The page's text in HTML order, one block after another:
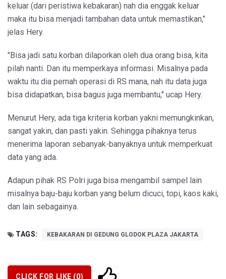
keluar (dari peristiwa kebakaran) nah dia enggak keluar
maka itu bisa menjadi tambahan data untuk memastikan,"
jelas Hery.
"Bisa jadi satu korban dilaporkan oleh dua orang bisa, kita
pilah nanti. Dan itu memperkaya informasi. Misalnya pada
waktu itu dia pernah operasi di RS mana, nah itu data juga
bisa didapatkan, bisa bagus juga membantu," ucap Hery.
Menurut Hery, ada tiga kriteria korban yakni memungkinkan,
sangat yakin, dan pasti yakin. Sehingga pihaknya terus
menerima laporan sebanyak-banyaknya untuk memperkuat
data yang ada.
Adapun pihak RS Polri juga bisa mengambil sampel lain
misalnya baju-baju korban yang belum dicuci, topi, kaos kaki,
dan lain sebagainya.
TAGS: KEBAKARAN DI GEDUNG GLODOK PLAZA JAKARTA
CLICK FOR LIKE (0)